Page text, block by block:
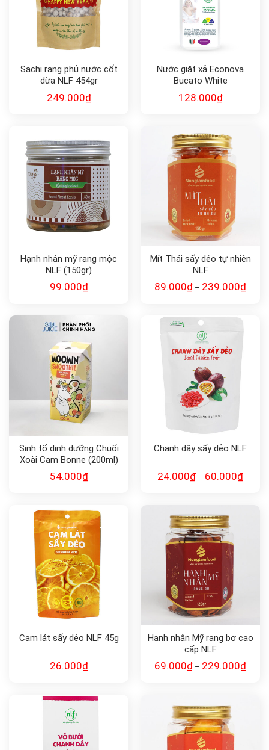
Sachi rang phủ nước cốt
dừa NLF 454gr
249.000₫
Nước giặt xả Econova
Bucato White
Ipoallegenico
128.000₫
Hạnh nhân mỹ rang mộc
NLF (150gr)
99.000₫
Mít Thái sấy dẻo tự nhiên
NLF
89.000₫ – 239.000₫
Sinh tố dinh dưỡng Chuối
Xoài Cam Bonne (200ml)
54.000₫
Chanh dây sấy dẻo NLF
24.000₫ – 60.000₫
Cam lát sấy dẻo NLF 45g
26.000₫
Hạnh nhân Mỹ rang bơ cao
cấp NLF
69.000₫ – 229.000₫